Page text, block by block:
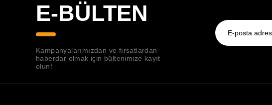
E-BÜLTEN
Kampanyalarımızdan ve fırsatlardan
haberdar olmak için bültenimize kayıt
olun!